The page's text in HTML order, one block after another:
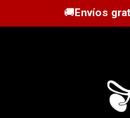
🚚Envíos